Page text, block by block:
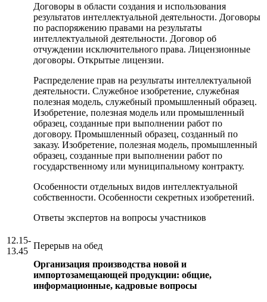
Договоры в области создания и использования
результатов интеллектуальной деятельности. Договоры
по распоряжению правами на результаты
интеллектуальной деятельности. Договор об
отчуждении исключительного права. Лицензионные
договоры. Открытые лицензии.
Распределение прав на результаты интеллектуальной
деятельности. Служебное изобретение, служебная
полезная модель, служебный промышленный образец.
Изобретение, полезная модель или промышленный
образец, созданные при выполнении работ по
договору. Промышленный образец, созданный по
заказу. Изобретение, полезная модель, промышленный
образец, созданные при выполнении работ по
государственному или муниципальному контракту.
Особенности отдельных видов интеллектуальной
собственности. Особенности секретных изобретений.
Ответы экспертов на вопросы участников
12.15-
13.45
Перерыв на обед
Организация производства новой и
импортозамещающей продукции: общие,
информационные, кадровые вопросы